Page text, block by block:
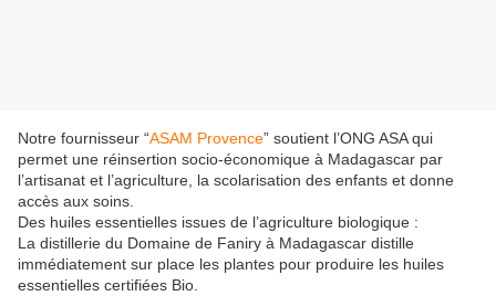
Notre fournisseur “ASAM Provence” soutient l’ONG ASA qui
permet une réinsertion socio-économique à Madagascar par
l’artisanat et l’agriculture, la scolarisation des enfants et donne
accès aux soins.
Des huiles essentielles issues de l’agriculture biologique :
La distillerie du Domaine de Faniry à Madagascar distille
immédiatement sur place les plantes pour produire les huiles
essentielles certifiées Bio.